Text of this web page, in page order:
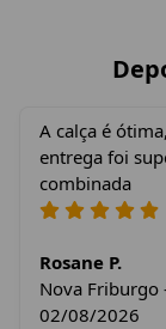
A calça é
entrega foi
combinada
Rosane P.
Nova Friburgo
02/08/2026